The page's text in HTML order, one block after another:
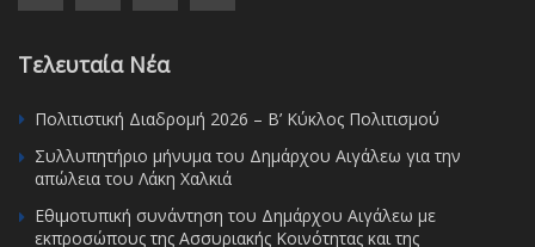
Τελευταία Νέα
Πολιτιστική Διαδρομή 2026 – Β’ Κύκλος Πολιτισμού
Συλλυπητήριο μήνυμα του Δημάρχου Αιγάλεω για την
απώλεια του Λάκη Χαλκιά
Εθιμοτυπική συνάντηση του Δημάρχου Αιγάλεω με
εκπροσώπους της Ασσυριακής Κοινότητας και της